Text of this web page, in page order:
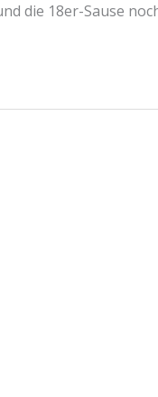
die 18er-Sause